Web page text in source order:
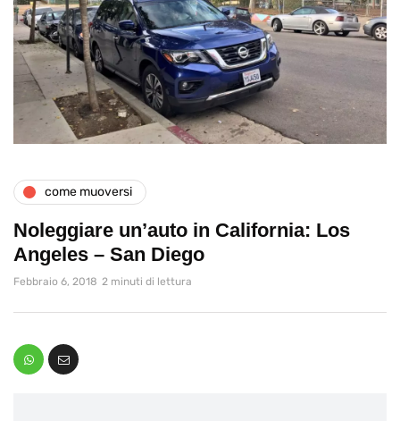
come muoversi
Noleggiare un’auto in California: Los
Angeles – San Diego
Febbraio 6, 2018 2 minuti di lettura